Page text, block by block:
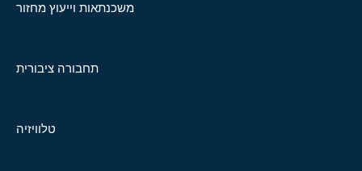
משכנתאות וייעוץ מחזור
תחבורה ציבורית
טלוויזיה